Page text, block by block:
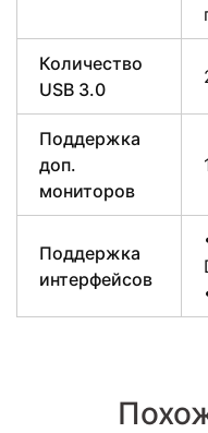
Количество
USB 3.0
Поддержка
доп.
мониторов
Поддержка
интерфейсов